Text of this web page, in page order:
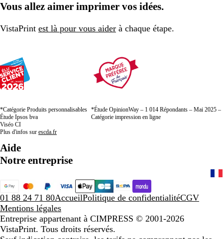
Vous allez aimer imprimer vos idées.
VistaPrint est là pour vous aider à chaque étape.
*Catégorie Produits personnalisables
Étude Ipsos bva
Viséo CI
Plus d'infos sur escda.fr
*Étude OpinionWay – 1 014 Répondants – Mai 2025 –
Catégorie impression en ligne
Aide
Notre entreprise
01 88 24 71 80AccueilPolitique de confidentialitéCGV
Mentions légales
Entreprise appartenant à CIMPRESS © 2001-2026
VistaPrint. Tous droits réservés.